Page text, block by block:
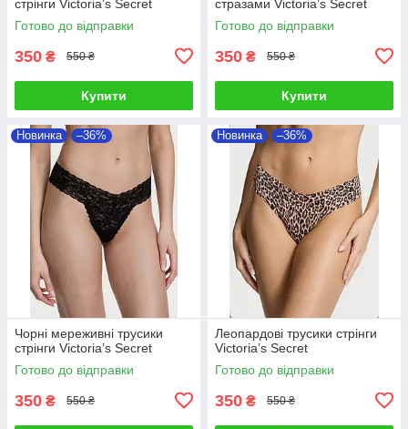
стрінги Victoria’s Secret
Готово до відправки
350 ₴ 550 ₴
Купити
стразами Victoria’s Secret
Готово до відправки
350 ₴ 550 ₴
Купити
Новинка –36%
Чорні мереживні трусики
стрінги Victoria’s Secret
Готово до відправки
350 ₴ 550 ₴
Новинка –36%
Леопардові трусики стрінги
Victoria’s Secret
Готово до відправки
350 ₴ 550 ₴